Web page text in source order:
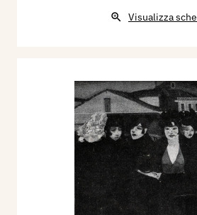
1918 - Elisa Majer Rizzioli, Il
Artistico: Sala con i quadri di
Teodoro Wolf-Ferrari,
Milano, n. 6, 8 febbraio, p. 161.
1920 - Raffaele Calzini, XII
Internazionale d'Arte in
L'Illustrazione Italiana, n. 25,
Visualizza